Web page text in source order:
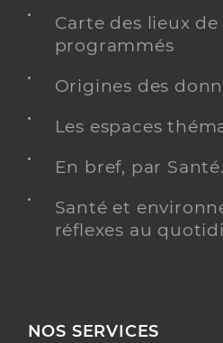
Carte des lieux
programmés
Origines des
Les espaces
En bref, par
Santé et
réflexes au
NOS SERVICES